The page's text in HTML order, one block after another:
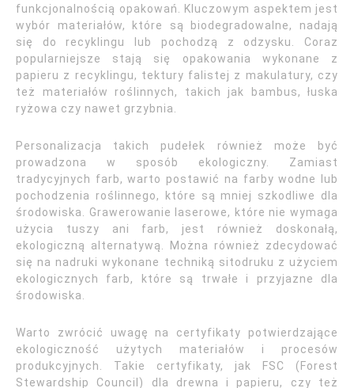
funkcjonalnością opakowań. Kluczowym aspektem jest
wybór materiałów, które są biodegradowalne, nadają
się do recyklingu lub pochodzą z odzysku. Coraz
popularniejsze stają się opakowania wykonane z
papieru z recyklingu, tektury falistej z makulatury, czy
też materiałów roślinnych, takich jak bambus, łuska
ryżowa czy nawet grzybnia.
Personalizacja takich pudełek również może być
prowadzona w sposób ekologiczny. Zamiast
tradycyjnych farb, warto postawić na farby wodne lub
pochodzenia roślinnego, które są mniej szkodliwe dla
środowiska. Grawerowanie laserowe, które nie wymaga
użycia tuszy ani farb, jest również doskonałą,
ekologiczną alternatywą. Można również zdecydować
się na nadruki wykonane techniką sitodruku z użyciem
ekologicznych farb, które są trwałe i przyjazne dla
środowiska.
Warto zwrócić uwagę na certyfikaty potwierdzające
ekologiczność użytych materiałów i procesów
produkcyjnych. Takie certyfikaty, jak FSC (Forest
Stewardship Council) dla drewna i papieru, czy też